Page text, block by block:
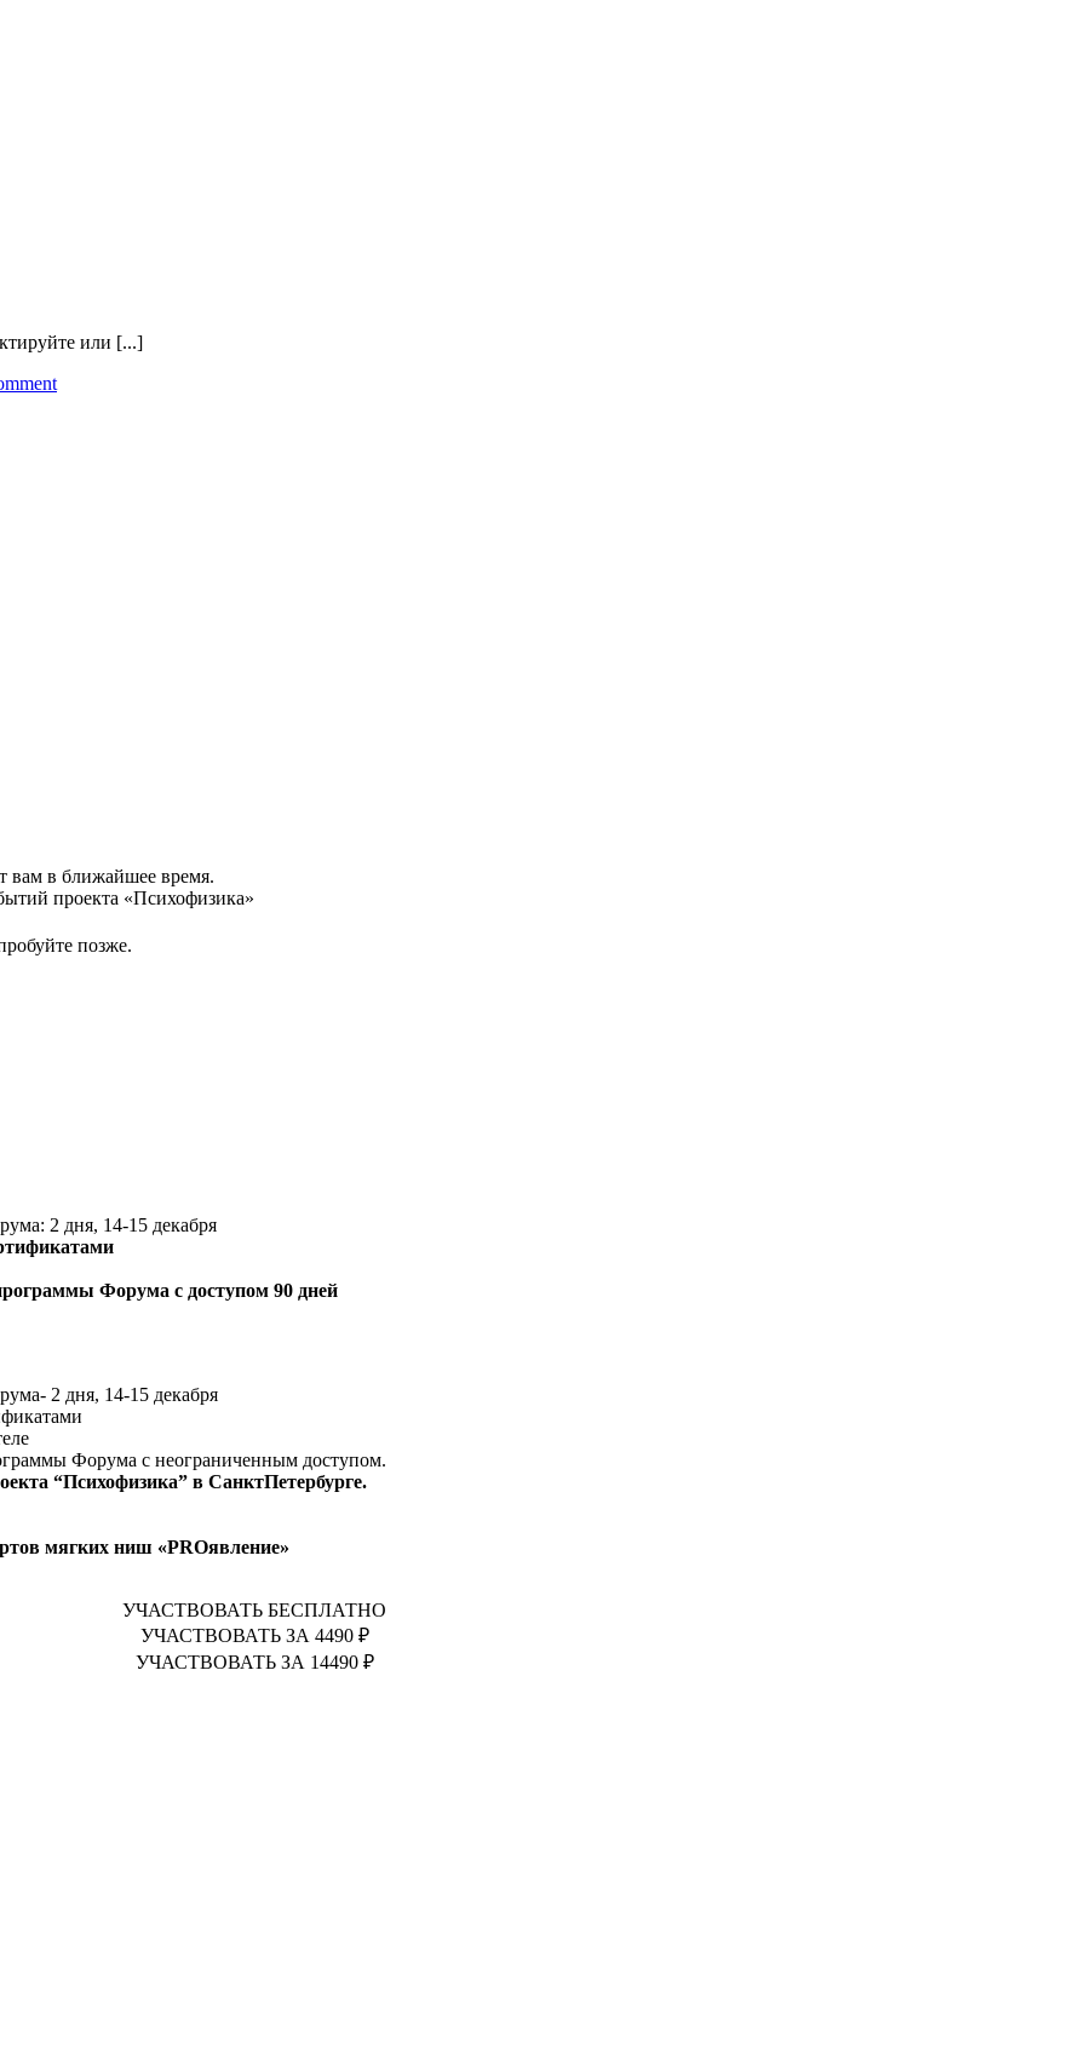
или [...]
вам в ближайшее время.
проекта «Психофизика»
позже.
2 дня, 14-15 декабря
Форума с доступом 90 дней
2 дня, 14-15 декабря
Форума с неограниченным доступом.
“Психофизика” в СанктПетербурге.
мягких ниш «PROявление»
УЧАСТВОВАТЬ БЕСПЛАТНО
УЧАСТВОВАТЬ ЗА 4490 ₽
УЧАСТВОВАТЬ ЗА 14490 ₽